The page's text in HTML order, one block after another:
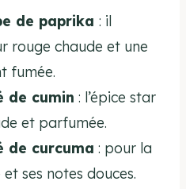
de paprika: il
rouge chaude et une
fumée.
de cumin : l’épice star
et parfumée.
de curcuma : pour la
ses notes douces.